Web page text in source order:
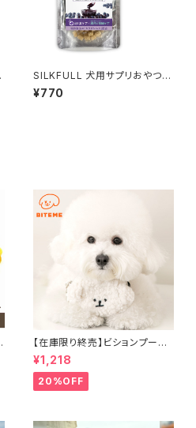
SILKFULL 犬用サプリおやつ
【目＆涙ケア (ビルベリー)】シル
クフル
¥770
【在庫限り終売】ビションプーバ
ッグポーチ BITE ME バイトミー
¥1,218
20%OFF